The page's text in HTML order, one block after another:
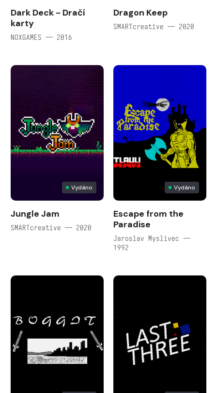
Dark Deck - Dračí
karty
NOXGAMES — 2016
Dragon Keep
SMARTcreative — 2020
Vydáno
Jungle Jam
SMARTcreative — 2020
Vydáno
Escape from the
Paradise
Jaroslav Myslivec —
1992